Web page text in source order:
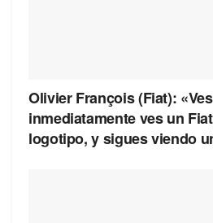
Olivier François (Fiat):
inmediatamente ves un
logotipo, y sigues viendo